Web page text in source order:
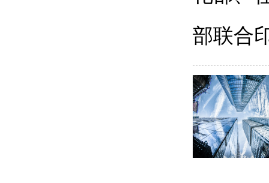
部联合